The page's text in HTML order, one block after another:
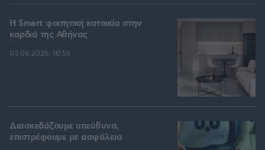
Η Smart φοιτητική κατοικία στην
καρδιά της Αθήνας
03.08.2026, 10:56
Διασκεδάζουμε υπεύθυνα,
επιστρέφουμε με ασφάλεια